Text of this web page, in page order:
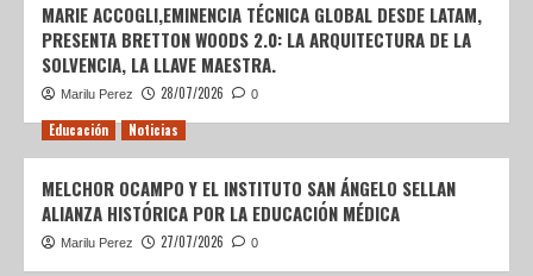
MARIE ACCOGLI,EMINENCIA TÉCNICA GLOBAL DESDE LATAM,
PRESENTA BRETTON WOODS 2.0: LA ARQUITECTURA DE LA
SOLVENCIA, LA LLAVE MAESTRA.
Marilu Perez 28/07/2026 0
Educación Noticias
MELCHOR OCAMPO Y EL INSTITUTO SAN ÁNGELO SELLAN
ALIANZA HISTÓRICA POR LA EDUCACIÓN MÉDICA
Marilu Perez 27/07/2026 0